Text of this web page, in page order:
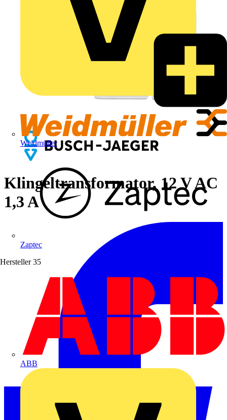
Weidmüller
Zaptec
Hersteller 35
ABB
Klingeltransformator, 12 V AC
1,3 A